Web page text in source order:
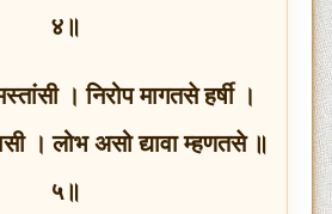
४॥
। निरोप मागतसे हर्षी ।
। लोभ असो द्यावा म्हणतसे ॥
५॥